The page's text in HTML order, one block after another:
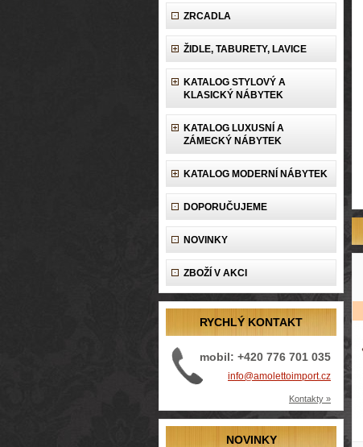
ZRCADLA
ŽIDLE, TABURETY, LAVICE
KATALOG STYLOVÝ A
KLASICKÝ NÁBYTEK
KATALOG LUXUSNÍ A
ZÁMECKÝ NÁBYTEK
KATALOG MODERNÍ NÁBYTEK
DOPORUČUJEME
NOVINKY
ZBOŽÍ V AKCI
RYCHLÝ KONTAKT
mobil: +420 776 701 035
info@amolettoimport.cz
Kontakty »
NOVINKY